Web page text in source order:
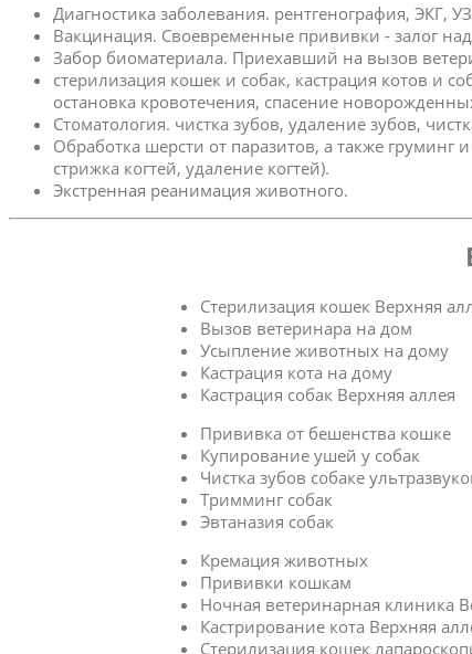
Диагностика заболевания. рентгенография, ЭКГ,
Вакцинация. Своевременные прививки - залог
Забор биоматериала. Приехавший на вызов
стерилизация кошек и собак, кастрация котов и
остановка кровотечения, спасение
Стоматология. чистка зубов, удаление зубов,
Обработка шерсти от паразитов, а также груминг
стрижка когтей, удаление когтей).
Экстренная реанимация животного.
Стерилизация кошек Верхняя
Вызов ветеринара на дом
Усыпление животных на дому
Кастрация кота на дому
Кастрация собак Верхняя аллея
Прививка от бешенства кошке
Купирование ушей у собак
Чистка зубов собаке
Тримминг собак
Эвтаназия собак
Кремация животных
Прививки кошкам
Ночная ветеринарная клиника
Кастрирование кота Верхняя
Стерилизация кошек